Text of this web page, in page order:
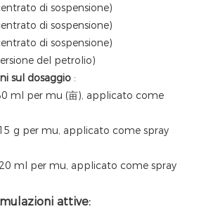
di sospensione)
di sospensione)
di sospensione)
del petrolio)
sul dosaggio :
ml per mu (亩), applicato come
g per mu, applicato come spray
ml per mu, applicato come spray
attive: